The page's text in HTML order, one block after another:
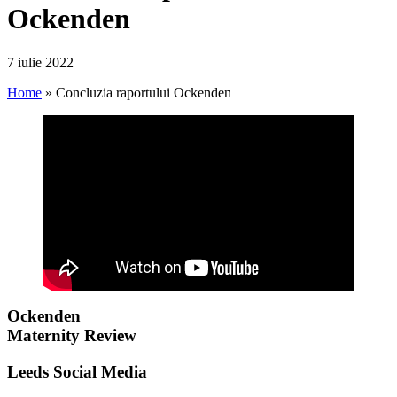
Ockenden
7 iulie 2022
Home » Concluzia raportului Ockenden
Ockenden
Maternity Review
Leeds Social Media